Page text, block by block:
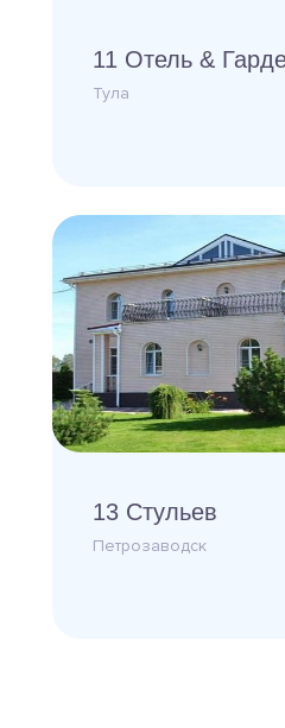
11 Отель &
Тула
13 Стульев
Петрозаводск